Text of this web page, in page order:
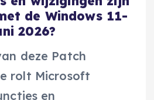
de Windows 11-
2026?
deze Patch
rolt Microsoft
en